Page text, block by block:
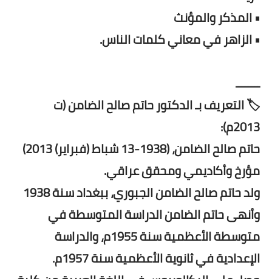
• المذكر والمؤنث
• الزاهر في معاني كلمات الناس.
ــــــــ
🏷️ التعريف بـ الدكتور حاتم صالح الضامن (ت
2013م):
حاتم صالح الضامن، (1938-13 شباط (فبراير) 2013)
مؤرخ وأكاديمي ومحقق عراقي.
ولد حاتم صالح الضامن الجبوري، ببغداد سنة 1938
وأنهى حاتم الضامن الدراسة المتوسطة في
متوسطة الأعظمية سنة 1955م، والدراسة
الإعدادية في ثانوية الأعظمية سنة 1957م.